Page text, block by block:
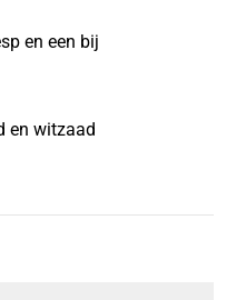
en een bij
en witzaad